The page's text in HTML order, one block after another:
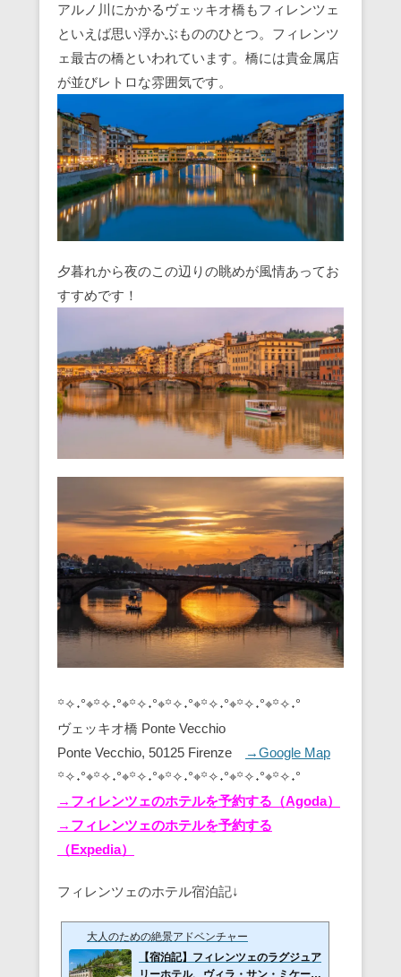
アルノ川にかかるヴェッキオ橋もフィレンツェ
といえば思い浮かぶもののひとつ。フィレンツ
ェ最古の橋といわれています。橋には貴金属店
が並びレトロな雰囲気です。
夕暮れから夜のこの辺りの眺めが風情あってお
すすめです！
꙳✧˖°⌖꙳✧˖°⌖꙳✧˖°⌖꙳✧˖°⌖꙳✧˖°⌖꙳✧˖°⌖꙳✧˖°
ヴェッキオ橋 Ponte Vecchio
Ponte Vecchio, 50125 Firenze
→Google Map
꙳✧˖°⌖꙳✧˖°⌖꙳✧˖°⌖꙳✧˖°⌖꙳✧˖°⌖꙳✧˖°⌖꙳✧˖°
→フィレンツェのホテルを予約する（Agoda）
→フィレンツェのホテルを予約する
（Expedia）
フィレンツェのホテル宿泊記↓
大人のための絶景アドベンチャー
【宿泊記】フィレンツェのラグジュア
リーホテル、ヴィラ・サン・ミケーレ